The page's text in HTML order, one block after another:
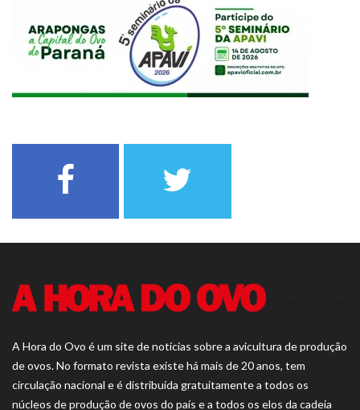
A Hora do Ovo é um site de notícias sobre a avicultura de produção
de ovos. No formato revista existe há mais de 20 anos, tem
circulação nacional e é distribuída gratuitamente a todos os
núcleos de produção de ovos do país e a todos os elos da cadeia